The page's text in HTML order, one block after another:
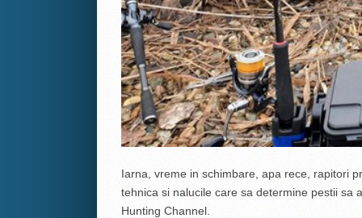
Iarna, vreme in schimbare, apa rece, rapitori
tehnica si nalucile care sa determine pestii sa
Hunting Channel.